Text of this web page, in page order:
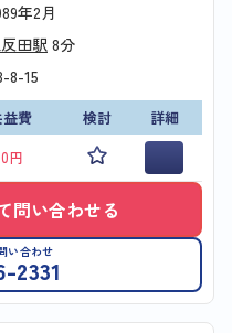
年2月
田駅 8分
8-15
費 検討
詳細
円
問い合わせる
い合わせ
2331